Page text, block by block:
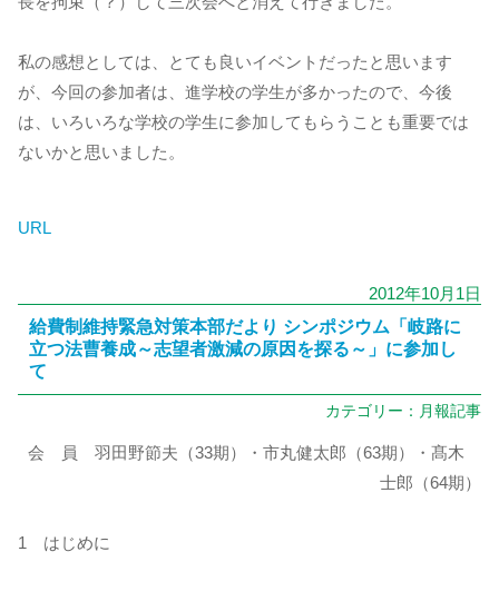
私の感想としては、とても良いイベントだったと思います
が、今回の参加者は、進学校の学生が多かったので、今後
は、いろいろな学校の学生に参加してもらうことも重要では
ないかと思いました。
URL
2012年10月1日
給費制維持緊急対策本部だより シンポジウム「岐路に
立つ法曹養成～志望者激減の原因を探る～」に参加し
て
カテゴリー： 月報記事
会 員 羽田野節夫（33期）・市丸健太郎（63期）・髙木
士郎（64期）
1 はじめに